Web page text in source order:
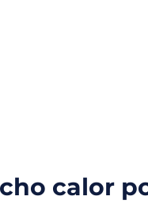
CDMX con proyectos de
recuperar el dique San
revela investigación
calor